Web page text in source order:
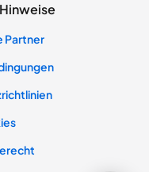
Partner